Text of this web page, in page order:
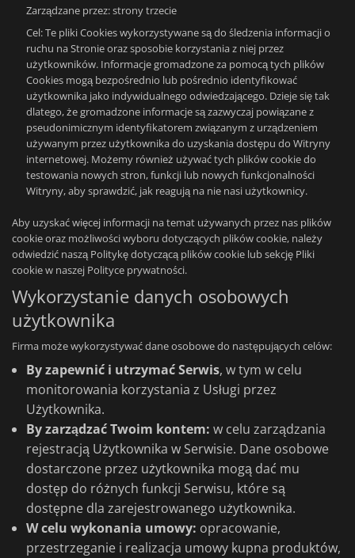
Zarządzane przez: strony trzecie
Cel: Te pliki Cookies wykorzystywane są do śledzenia informacji o
ruchu na Stronie oraz sposobie korzystania z niej przez
użytkowników. Informacje gromadzone za pomocą tych plików
Cookies mogą bezpośrednio lub pośrednio identyfikować
użytkownika jako indywidualnego odwiedzającego. Dzieje się tak
dlatego, że gromadzone informacje są zazwyczaj powiązane z
pseudonimicznym identyfikatorem związanym z urządzeniem
używanym przez użytkownika do uzyskania dostępu do Witryny
internetowej. Możemy również używać tych plików cookie do
testowania nowych stron, funkcji lub nowych funkcjonalności
Witryny, aby sprawdzić, jak reagują na nie nasi użytkownicy.
Aby uzyskać więcej informacji na temat używanych przez nas plików
cookie oraz możliwości wyboru dotyczących plików cookie, należy
odwiedzić naszą Politykę dotyczącą plików cookie lub sekcję Pliki
cookie w naszej Polityce prywatności.
Wykorzystanie danych osobowych
użytkownika
Firma może wykorzystywać dane osobowe do następujących celów:
By zapewnić i utrzymać Serwis, w tym w celu
monitorowania korzystania z Usługi przez
Użytkownika.
By zarządzać Twoim kontem: w celu zarządzania
rejestracją Użytkownika w Serwisie. Dane osobowe
dostarczone przez użytkownika mogą dać mu
dostęp do różnych funkcji Serwisu, które są
dostępne dla zarejestrowanego użytkownika.
W celu wykonania umowy: opracowanie,
przestrzeganie i realizacja umowy kupna produktów,